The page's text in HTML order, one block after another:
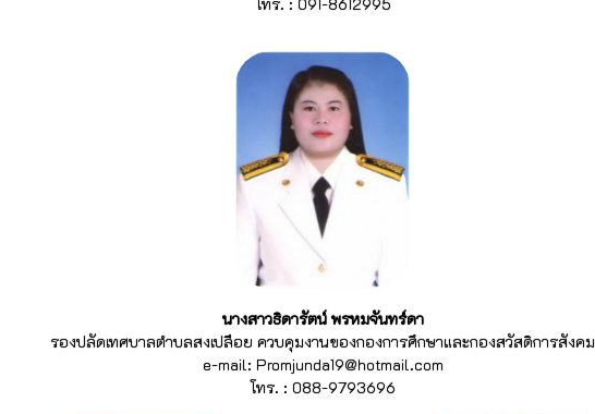
นางสาวธิดารัตน์ พรหมจันทร์ดา
รองปลัดเทศบาลตำบลสงเปลือย ควบคุมงานของกองการศึกษาและกองสวัสดิการสังคม
e-mail: Promjunda19@hotmail.com
โทร. : 088-9793696